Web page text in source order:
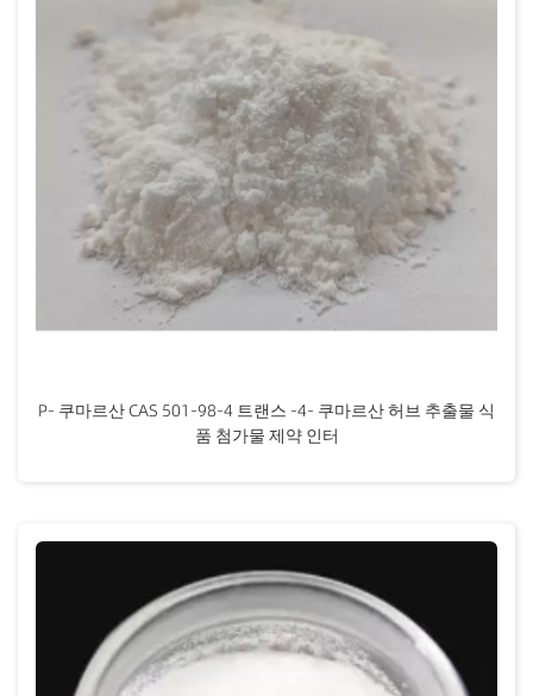
P- 쿠마르산 CAS 501-98-4 트랜스 -4- 쿠마르산 허브 추출물 식
품 첨가물 제약 인터